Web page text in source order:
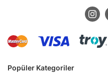
Popüler Kategoriler